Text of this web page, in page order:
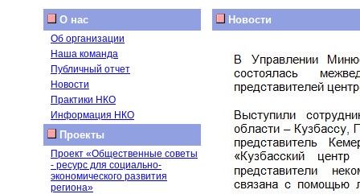
О нас
Об организации
Наша команда
Публичный отчет
Новости
Практики НКО
Информация НКО
Проекты
Проект «Общественные советы
- ресурс для социально-
экономического развития
региона»
Новости